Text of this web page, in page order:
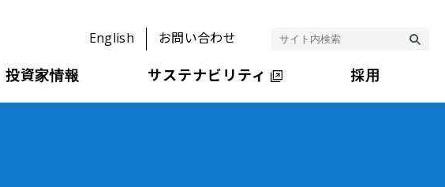
English お問い合わせ
投資家情報 サステナビリティ 採用